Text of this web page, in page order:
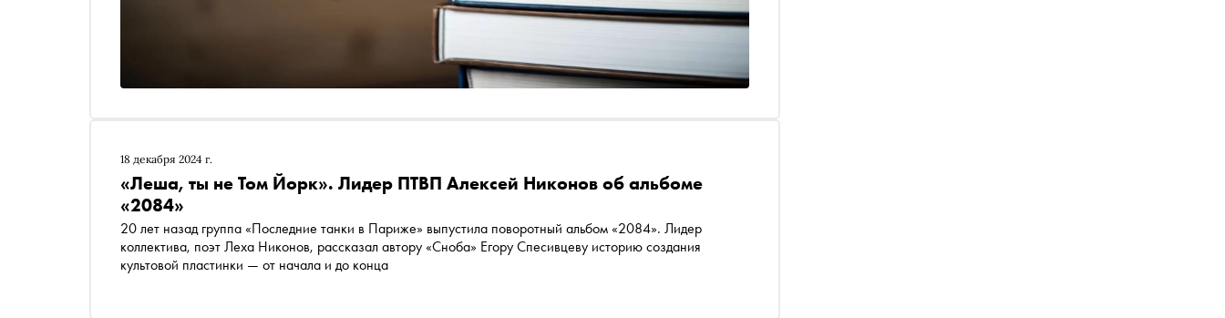
18 декабря 2024 г.
«Леша, ты не Том Йорк». Лидер ПТВП Алексей Никонов об альбоме
«2084»
20 лет назад группа «Последние танки в Париже» выпустила поворотный альбом «2084». Лидер
коллектива, поэт Леха Никонов, рассказал автору «Сноба» Егору Спесивцеву историю создания
культовой пластинки — от начала и до конца